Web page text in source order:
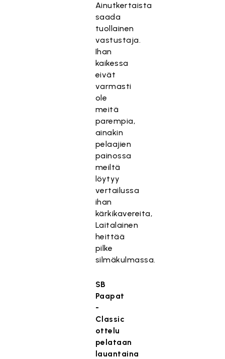
Ainutkertaista
saada
tuollainen
vastustaja.
Ihan
kaikessa
eivät
varmasti
ole
meitä
parempia,
ainakin
pelaajien
painossa
meiltä
löytyy
vertailussa
ihan
kärkikavereita,
Laitalainen
heittää
pilke
silmäkulmassa.
SB
Paapat
-
Classic
ottelu
pelataan
lauantaina